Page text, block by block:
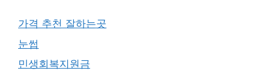
가격 추천 잘하는곳
눈썹
민생회복지원금